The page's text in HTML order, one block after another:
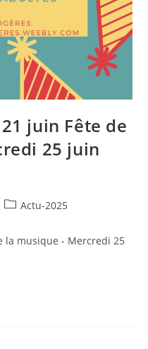
juin Fête de
25 juin
PostActu-2025
la musique - Mercredi 25